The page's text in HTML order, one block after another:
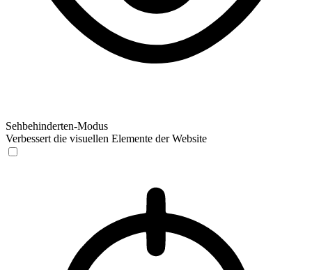
Sehbehinderten-Modus
Verbessert die visuellen Elemente der Website